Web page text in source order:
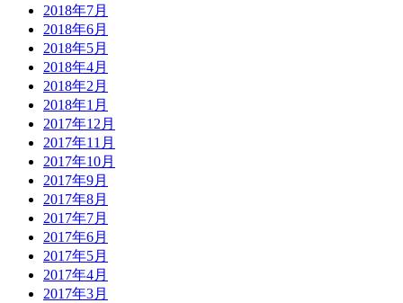
2018年7月
2018年6月
2018年5月
2018年4月
2018年2月
2018年1月
2017年12月
2017年11月
2017年10月
2017年9月
2017年8月
2017年7月
2017年6月
2017年5月
2017年4月
2017年3月